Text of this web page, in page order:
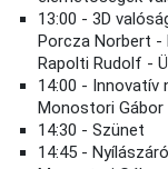
13:00 - 3D
Porcza Norbert -
Rapolti Rudolf -
14:00 - Innovatív
Monostori
14:30 - Szünet
14:45 -